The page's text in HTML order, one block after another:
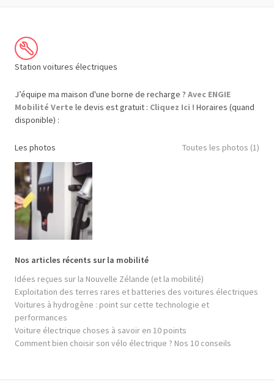
Station voitures électriques
J’équipe ma maison d'une borne de recharge ? Avec ENGIE
Mobilité Verte le devis est gratuit : Cliquez Ici ! Horaires (quand
disponible) :
Les photos Toutes les photos (1)
Nos articles récents sur la mobilité
Idées reçues sur la Nouvelle Zélande (et la mobilité)
Exploitation des terres rares et batteries des voitures électriques
Voitures à hydrogène : point sur cette technologie et
performances
Voiture électrique choses à savoir en 10 points
Comment bien choisir son vélo électrique ? Nos 10 conseils